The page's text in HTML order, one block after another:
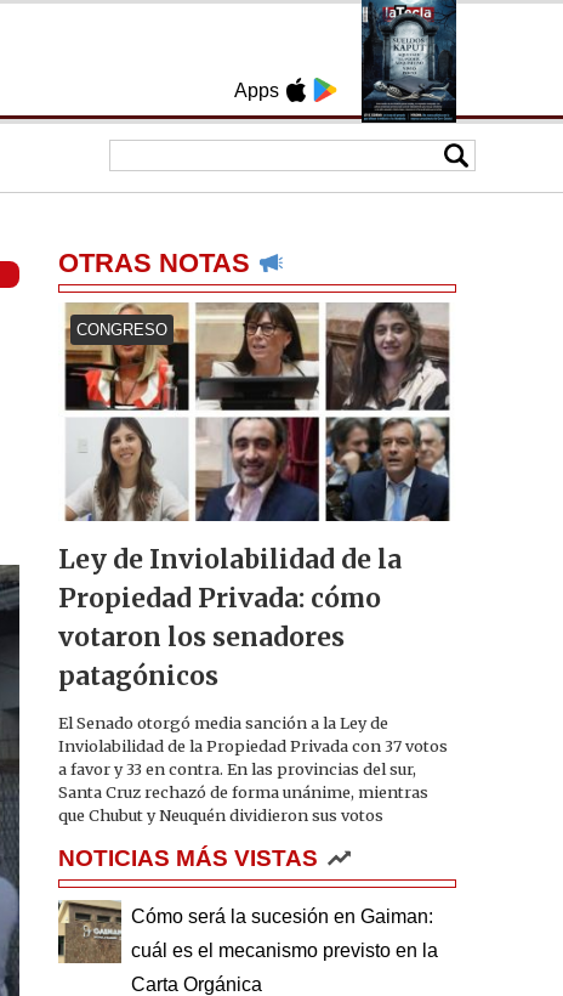
Apps
OTRAS NOTAS
CONGRESO
Ley de Inviolabilidad de la
Propiedad Privada: cómo
votaron los senadores
patagónicos
El Senado otorgó media sanción a la Ley de
Inviolabilidad de la Propiedad Privada con 37 votos
a favor y 33 en contra. En las provincias del sur,
Santa Cruz rechazó de forma unánime, mientras
que Chubut y Neuquén dividieron sus votos
NOTICIAS MÁS VISTAS
Cómo será la sucesión en Gaiman:
cuál es el mecanismo previsto en la
Carta Orgánica